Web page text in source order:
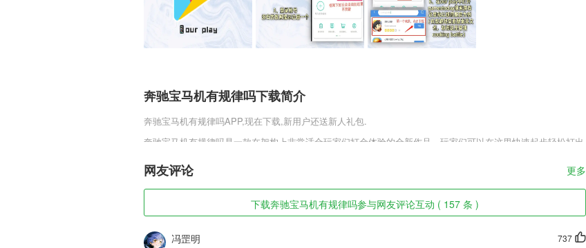
奔驰宝马机有规律吗下载简介
奔驰宝马机有规律吗APP,现在下载,新用户还送新人礼包.
奔驰宝马机有规律吗是一款在架构上非常适合玩家们打金体验的全新作品，玩家们可以在这里快速起步轻松打出
轻松征战探索全新的乐趣享受，无论是点神魔、熔炼武器还是兑换灵符，常规冰雪有的玩法这里都能够体验!
奔驰宝马机有规律吗软件特色
1,【轻松逛论坛】
2,目前移动版本为2265学员提供在线选课、在线听课、进度统计等基本移动学习功能。
网友评论 更多
下载奔驰宝马机有规律吗参与网友评论互动 ( 157 条 )
737
冯罡明